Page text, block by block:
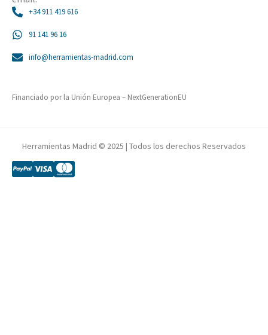
+34 911 419 616
91 141 96 16
info@herramientas-madrid.com
Financiado por la Unión Europea – NextGenerationEU
Herramientas Madrid © 2025 | Todos los derechos Reservados